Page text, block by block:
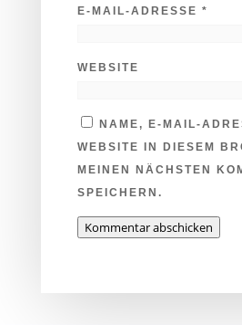
E-MAIL-ADRESSE *
WEBSITE
NAME, E-MAIL-
WEBSITE IN DIESEM
MEINEN NÄCHSTEN
SPEICHERN.
Kommentar abschicken